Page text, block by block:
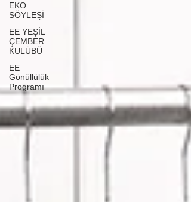
EKO
SÖYLEŞİ
EE YEŞİL
ÇEMBER
KULÜBÜ
EE
Gönüllülük
Programı